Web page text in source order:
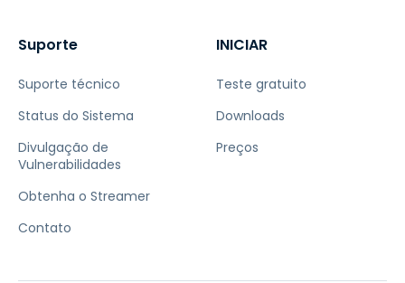
Suporte
Suporte técnico
Status do Sistema
Divulgação de
Vulnerabilidades
Obtenha o Streamer
Contato
INICIAR
Teste gratuito
Downloads
Preços